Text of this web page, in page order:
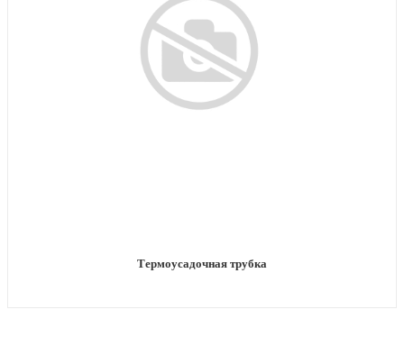
Термоусадочная трубка